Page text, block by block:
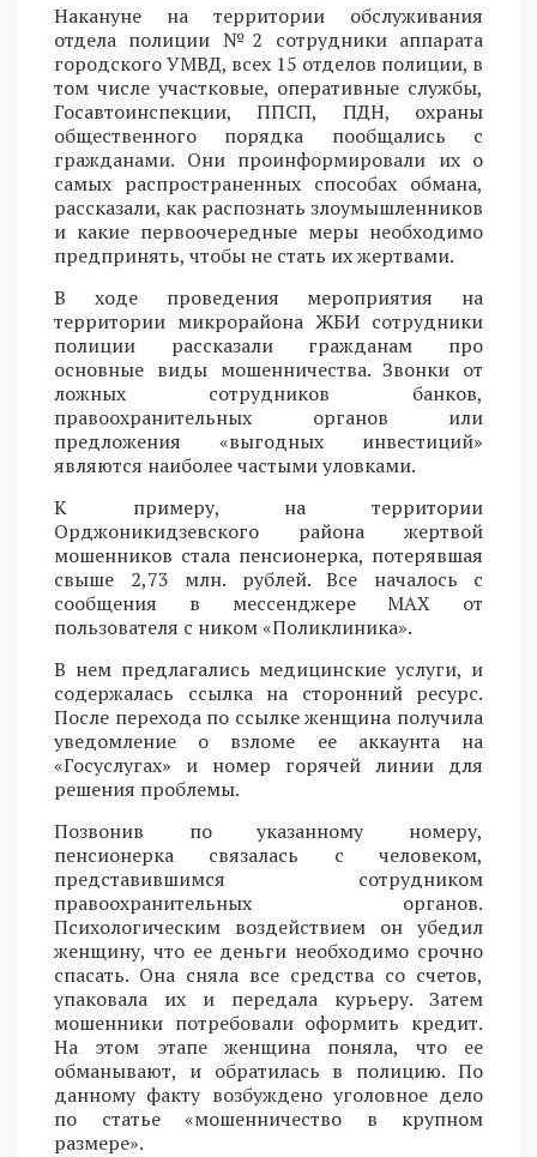
Накануне на территории обслуживания
отдела полиции №2 сотрудники аппарата
городского УМВД, всех 15 отделов полиции, в
том числе участковые, оперативные службы,
Госавтоинспекции, ППСП, ПДН, охраны
общественного порядка пообщались с
гражданами. Они проинформировали их о
самых распространенных способах обмана,
рассказали, как распознать злоумышленников
и какие первоочередные меры необходимо
предпринять, чтобы не стать их жертвами.
В ходе проведения мероприятия на
территории микрорайона ЖБИ сотрудники
полиции рассказали гражданам про
основные виды мошенничества. Звонки от
ложных сотрудников банков,
правоохранительных органов или
предложения «выгодных инвестиций»
являются наиболее частыми уловками.
К примеру, на территории
Орджоникидзевского района жертвой
мошенников стала пенсионерка, потерявшая
свыше 2,73 млн. рублей. Все началось с
сообщения в мессенджере MAX от
пользователя с ником «Поликлиника».
В нем предлагались медицинские услуги, и
содержалась ссылка на сторонний ресурс.
После перехода по ссылке женщина получила
уведомление о взломе ее аккаунта на
«Госуслугах» и номер горячей линии для
решения проблемы.
Позвонив по указанному номеру,
пенсионерка связалась с человеком,
представившимся сотрудником
правоохранительных органов.
Психологическим воздействием он убедил
женщину, что ее деньги необходимо срочно
спасать. Она сняла все средства со счетов,
упаковала их и передала курьеру. Затем
мошенники потребовали оформить кредит.
На этом этапе женщина поняла, что ее
обманывают, и обратилась в полицию. По
данному факту возбуждено уголовное дело
по статье «мошенничество в крупном
размере».